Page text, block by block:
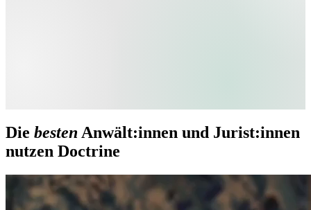
Die besten Anwält:innen und Jurist:innen
nutzen Doctrine